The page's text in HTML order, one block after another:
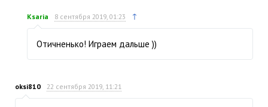
Ksaria 8 сентября 2019, 01:23 ↑
Отичненько! Играем дальше ))
oksi810 22 сентября 2019, 11:21